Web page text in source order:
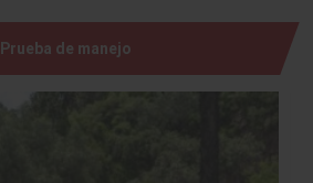
Prueba de manejo